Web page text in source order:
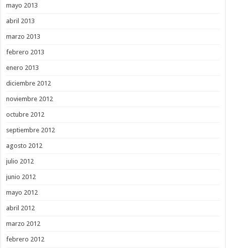
mayo 2013
abril 2013
marzo 2013
febrero 2013
enero 2013
diciembre 2012
noviembre 2012
octubre 2012
septiembre 2012
agosto 2012
julio 2012
junio 2012
mayo 2012
abril 2012
marzo 2012
febrero 2012